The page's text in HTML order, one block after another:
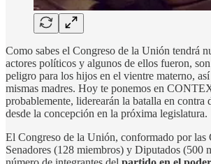
Como sabes el Congreso de la Unión tendrá
actores políticos y algunos de ellos fueron,
peligro para los hijos en el vientre materno,
mismas madres. Hoy te ponemos en
probablemente, liderearán la batalla en contra
desde la concepción en la próxima legislatura.
El Congreso de la Unión, conformado por las
Senadores (128 miembros) y Diputados (500